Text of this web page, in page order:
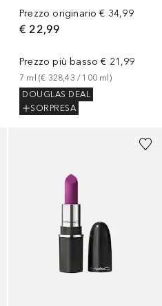
Prezzo originario € 34,99
€ 22,99
Prezzo più basso € 21,99
7 ml (€ 328,43 / 100 ml )
DOUGLAS DEAL
SORPRESA
+3